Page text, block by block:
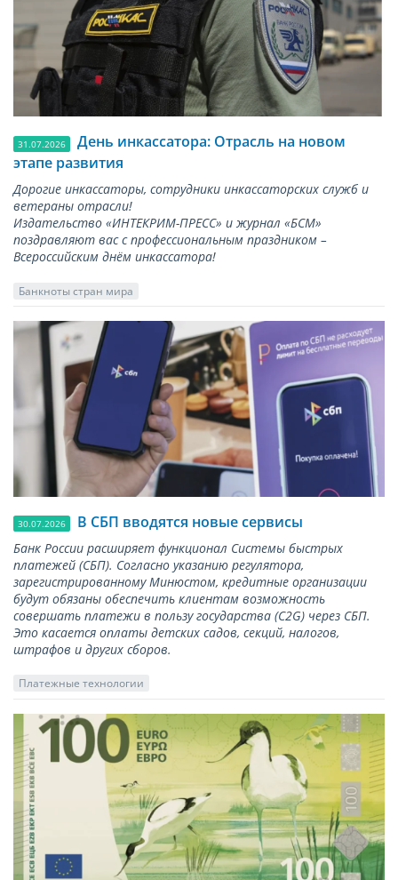
31.07.2026
День инкассатора: Отрасль на новом
этапе развития
Дорогие инкассаторы, сотрудники инкассаторских служб и
ветераны отрасли!
Издательство «ИНТЕКРИМ-ПРЕСС» и журнал «БСМ»
поздравляют вас с профессиональным праздником –
Всероссийским днём инкассатора!
Банкноты стран мира
30.07.2026 В СБП вводятся новые сервисы
Банк России расширяет функционал Системы быстрых
платежей (СБП). Согласно указанию регулятора,
зарегистрированному Минюстом, кредитные организации
будут обязаны обеспечить клиентам возможность
совершать платежи в пользу государства (С2G) через СБП.
Это касается оплаты детских садов, секций, налогов,
штрафов и других сборов.
Платежные технологии